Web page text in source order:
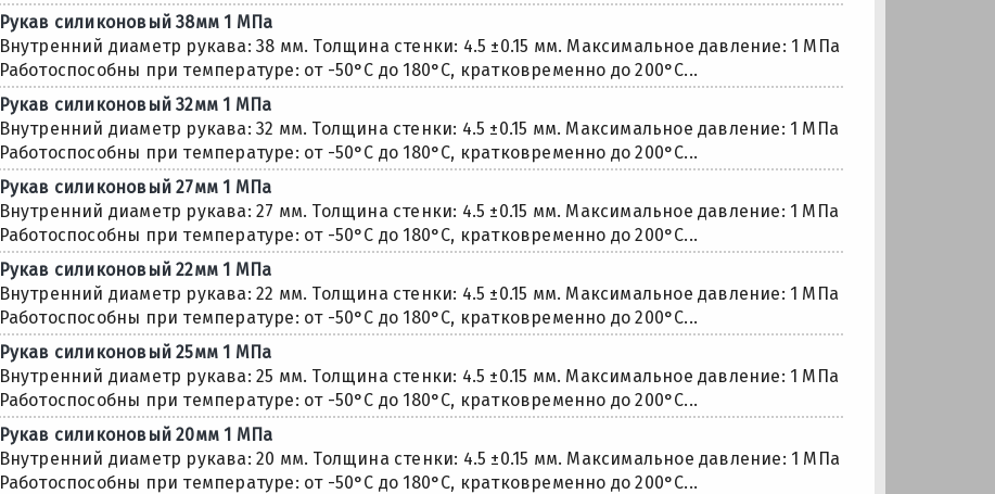
Рукaв силиконовый 38мм 1 МПа
Внутренний диаметр рукава: 38 мм. Толщина стенки: 4.5 ±0.15 мм. Максимальное давление: 1 МПа
Работоспособны при температуре: от -50°С до 180°С, кратковременно до 200°С...
Рукaв силиконовый 32мм 1 МПа
Внутренний диаметр рукава: 32 мм. Толщина стенки: 4.5 ±0.15 мм. Максимальное давление: 1 МПа
Работоспособны при температуре: от -50°С до 180°С, кратковременно до 200°С...
Рукaв силиконовый 27мм 1 МПа
Внутренний диаметр рукава: 27 мм. Толщина стенки: 4.5 ±0.15 мм. Максимальное давление: 1 МПа
Работоспособны при температуре: от -50°С до 180°С, кратковременно до 200°С...
Рукaв силиконовый 22мм 1 МПа
Внутренний диаметр рукава: 22 мм. Толщина стенки: 4.5 ±0.15 мм. Максимальное давление: 1 МПа
Работоспособны при температуре: от -50°С до 180°С, кратковременно до 200°С...
Рукaв силиконовый 25мм 1 МПа
Внутренний диаметр рукава: 25 мм. Толщина стенки: 4.5 ±0.15 мм. Максимальное давление: 1 МПа
Работоспособны при температуре: от -50°С до 180°С, кратковременно до 200°С...
Рукaв силиконовый 20мм 1 МПа
Внутренний диаметр рукава: 20 мм. Толщина стенки: 4.5 ±0.15 мм. Максимальное давление: 1 МПа
Работоспособны при температуре: от -50°С до 180°С, кратковременно до 200°С...